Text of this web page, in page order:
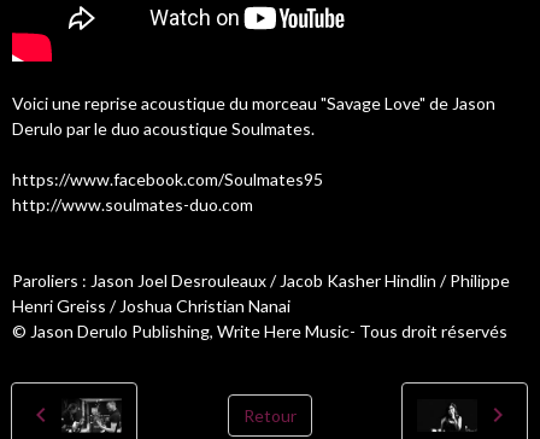
Voici une reprise acoustique du morceau "Savage Love" de Jason
Derulo par le duo acoustique Soulmates.
https://www.facebook.com/Soulmates95
http://www.soulmates-duo.com
Paroliers : Jason Joel Desrouleaux / Jacob Kasher Hindlin / Philippe
Henri Greiss / Joshua Christian Nanai
© Jason Derulo Publishing, Write Here Music- Tous droit réservés
Retour